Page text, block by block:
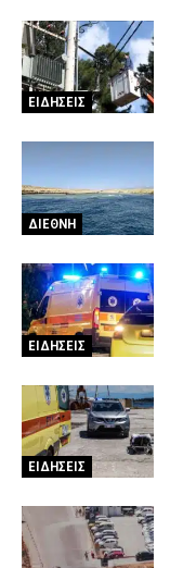
ΕΙΔΗΣΕΙΣ
ΔΙΕΘΝΗ
ΕΙΔΗΣΕΙΣ
ΕΙΔΗΣΕΙΣ